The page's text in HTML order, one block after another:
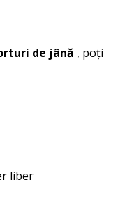
de jână , poți
liber